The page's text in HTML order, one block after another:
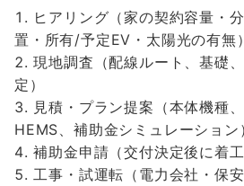
ヒアリング（家の契約容量・
置・所有/予定EV・太陽光の有無）
現地調査（配線ルート、基礎
定）
見積・プラン提案（本体機種
HEMS、補助金シミュレーション
補助金申請（交付決定後に着工
工事・試運転（電力会社・保安